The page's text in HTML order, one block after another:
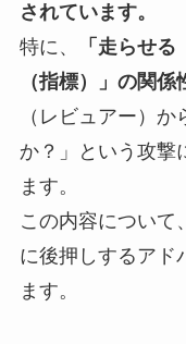
されています。
特に、
「走らせ
（指標）」の関係
（レビュアー）
か？」という攻撃
ます。
この内容について
に後押しするアド
ます。